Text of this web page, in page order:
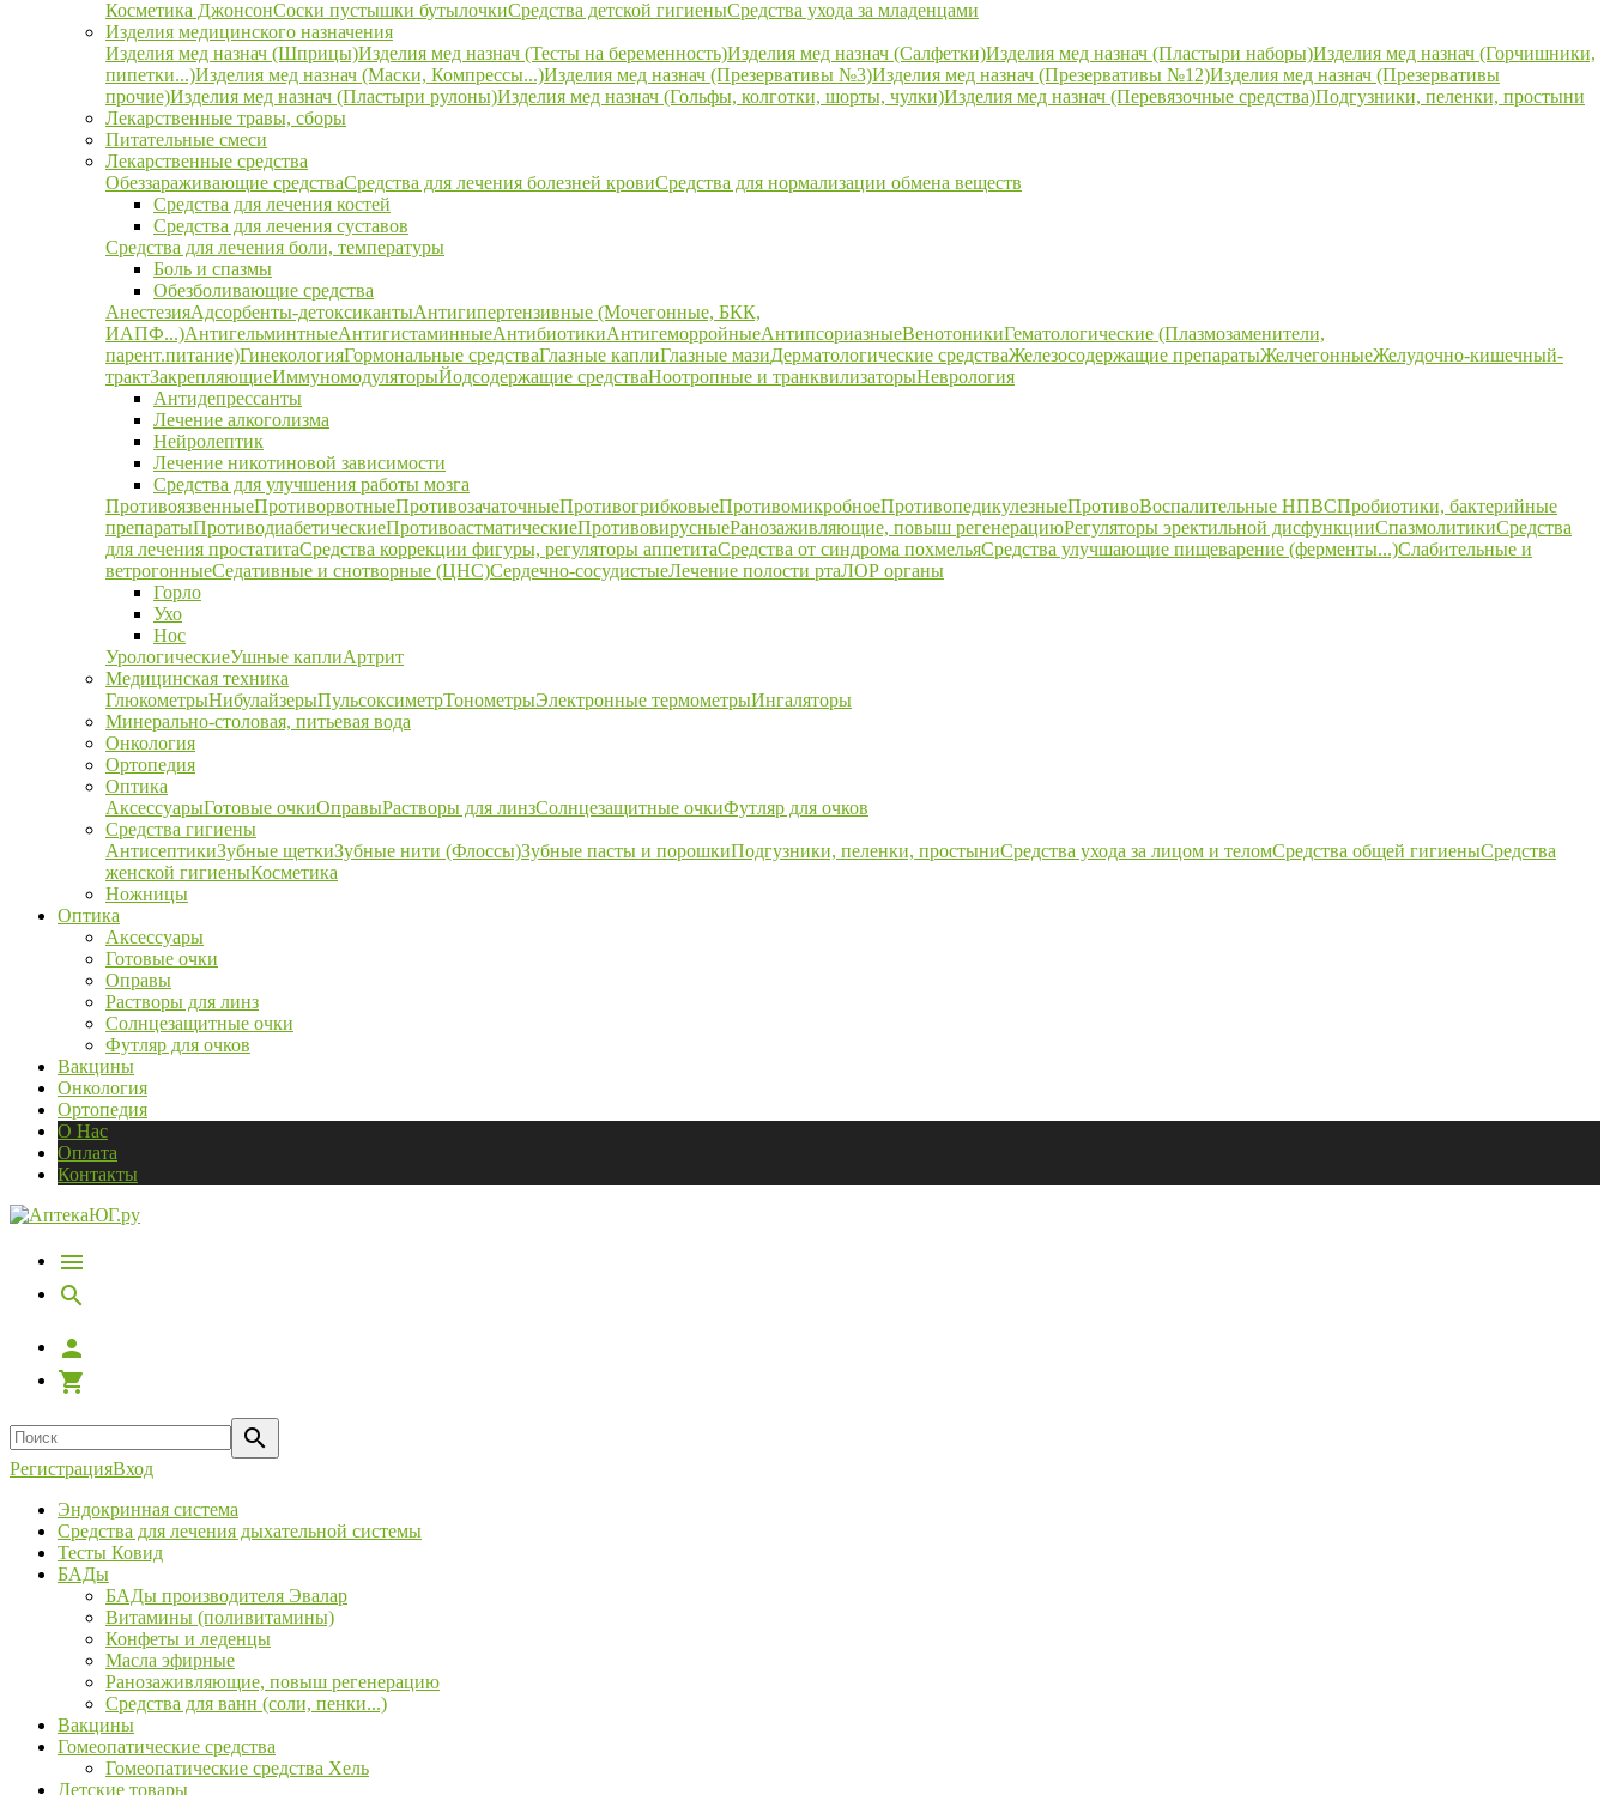
Косметика ДжонсонСоски пустышки бутылочкиСредства детской гигиеныСредства ухода за младенцами
Изделия медицинского назначения
Изделия мед назнач (Шприцы)Изделия мед назнач (Тесты на беременность)Изделия мед назнач (Салфетки)Изделия мед назнач (Пластыри наборы)Изделия мед назнач (Горчишники,
пипетки...)Изделия мед назнач (Маски, Компрессы...)Изделия мед назнач (Презервативы №3)Изделия мед назнач (Презервативы №12)Изделия мед назнач (Презервативы
прочие)Изделия мед назнач (Пластыри рулоны)Изделия мед назнач (Гольфы, колготки, шорты, чулки)Изделия мед назнач (Перевязочные средства)Подгузники, пеленки, простыни
Лекарственные травы, сборы
Питательные смеси
Лекарственные средства
Обеззараживающие средстваСредства для лечения болезней кровиСредства для нормализации обмена веществ
Средства для лечения костей
Средства для лечения суставов
Средства для лечения боли, температуры
Боль и спазмы
Обезболивающие средства
АнестезияАдсорбенты-детоксикантыАнтигипертензивные (Мочегонные, БКК,
ИАПФ...)АнтигельминтныеАнтигистаминныеАнтибиотикиАнтигеморройныеАнтипсориазныеВенотоникиГематологические (Плазмозаменители,
парент.питание)ГинекологияГормональные средстваГлазные каплиГлазные мазиДерматологические средстваЖелезосодержащие препаратыЖелчегонныеЖелудочно-кишечный-
трактЗакрепляющиеИммуномодуляторыЙодсодержащие средстваНоотропные и транквилизаторыНеврология
Антидепрессанты
Лечение алкоголизма
Нейролептик
Лечение никотиновой зависимости
Средства для улучшения работы мозга
ПротивоязвенныеПротиворвотныеПротивозачаточныеПротивогрибковыеПротивомикробноеПротивопедикулезныеПротивоВоспалительные НПВСПробиотики, бактерийные
препаратыПротиводиабетическиеПротивоастматическиеПротивовирусныеРанозаживляющие, повыш регенерациюРегуляторы эректильной дисфункцииСпазмолитикиСредства
для лечения простатитаСредства коррекции фигуры, регуляторы аппетитаСредства от синдрома похмельяСредства улучшающие пищеварение (ферменты...)Слабительные и
ветрогонныеСедативные и снотворные (ЦНС)Сердечно-сосудистыеЛечение полости ртаЛОР органы
Горло
Ухо
Нос
УрологическиеУшные каплиАртрит
Медицинская техника
ГлюкометрыНибулайзерыПульсоксиметрТонометрыЭлектронные термометрыИнгаляторы
Минерально-столовая, питьевая вода
Онкология
Ортопедия
Оптика
АксессуарыГотовые очкиОправыРастворы для линзСолнцезащитные очкиФутляр для очков
Средства гигиены
АнтисептикиЗубные щеткиЗубные нити (Флоссы)Зубные пасты и порошкиПодгузники, пеленки, простыниСредства ухода за лицом и теломСредства общей гигиеныСредства
женской гигиеныКосметика
Ножницы
Оптика
Аксессуары
Готовые очки
Оправы
Растворы для линз
Солнцезащитные очки
Футляр для очков
Вакцины
Онкология
Ортопедия
О Нас
Оплата
Контакты
РегистрацияВход
Эндокринная система
Средства для лечения дыхательной системы
Тесты Ковид
БАДы
БАДы производителя Эвалар
Витамины (поливитамины)
Конфеты и леденцы
Масла эфирные
Ранозаживляющие, повыш регенерацию
Средства для ванн (соли, пенки...)
Вакцины
Гомеопатические средства
Гомеопатические средства Хель
Детские товары